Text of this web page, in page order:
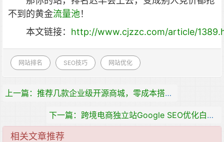
不到的黄金流量池！
本文链接： http://www.cjzzc.com/article/
网站排名 SEO技巧 网站优化
上一篇：推荐几款企业级开源商城，零成本搭建高可用跨境电商平台
下一篇：跨境电商独立站Google SEO优化白皮书
相关文章推荐